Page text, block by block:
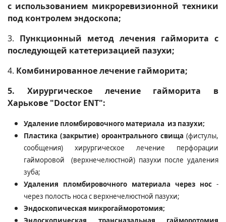
с использованием микроревизионной техники
под контролем эндоскопа;
3. Пункционный метод лечения гайморита с
последующей катетеризацией пазухи;
4. Комбинированное лечение гайморита;
5. Хирургическое лечение гайморита в
Харькове "Doctor ENT":
Удаление пломбировочного материала из пазухи;
Пластика (закрытие) ороантрального свища (фистулы,
сообщения) хирургическое лечение перфорации
гайморовой (верхнечелюстной) пазухи после удаления
зуба;
Удаления пломбировочного материала через нос -
через полость носа с верхнечелюстной пазухи;
Эндоскопическая микрогайморотомия;